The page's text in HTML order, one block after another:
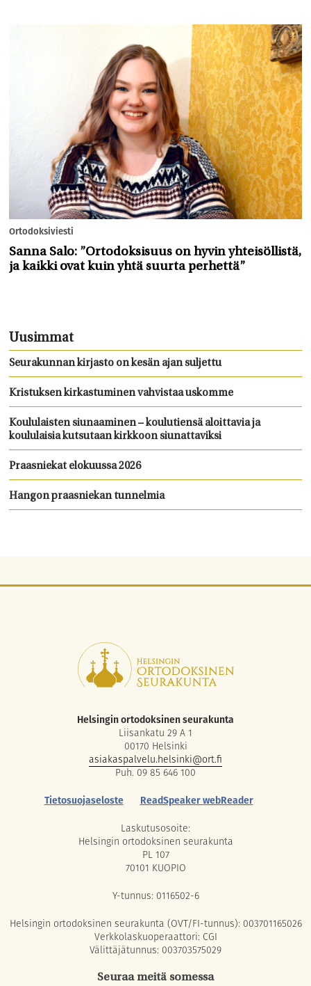
Ortodoksiviesti
Sanna Salo: ”Ortodoksisuus on hyvin yhteisöllistä,
ja kaikki ovat kuin yhtä suurta perhettä”
Uusimmat
Seurakunnan kirjasto on kesän ajan suljettu
Kristuksen kirkastuminen vahvistaa uskomme
Koululaisten siunaaminen – koulutiensä aloittavia ja
koululaisia kutsutaan kirkkoon siunattaviksi
Praasniekat elokuussa 2026
Hangon praasniekan tunnelmia
Helsingin ortodoksinen seurakunta
Liisankatu 29 A 1
00170 Helsinki
asiakaspalvelu.helsinki@ort.fi
Puh. 09 85 646 100
Tietosuojaseloste
ReadSpeaker webReader
Laskutusosoite:
Helsingin ortodoksinen seurakunta
PL 107
70101 KUOPIO
Y-tunnus: 0116502-6
Helsingin ortodoksinen seurakunta (OVT/FI-tunnus): 003701165026
Verkkolaskuoperaattori: CGI
Välittäjätunnus: 003703575029
Seuraa meitä somessa